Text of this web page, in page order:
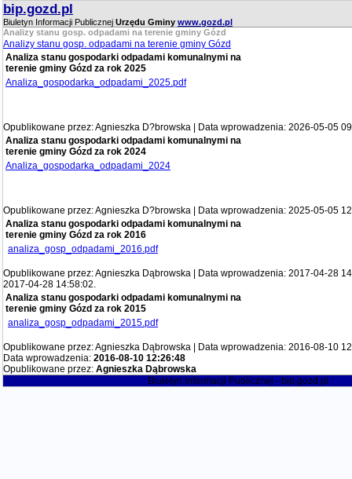
bip.gozd.pl
Biuletyn Informacji Publicznej Urzędu Gminy www.gozd.pl
Analizy stanu gosp. odpadami na terenie gminy Gózd
Analizy stanu gosp. odpadami na terenie gminy Gózd
Analiza stanu gospodarki odpadami komunalnymi na
terenie gminy Gózd za rok 2025
Analiza_gospodarka_odpadami_2025.pdf
Opublikowane przez: Agnieszka D?browska | Data wprowadzenia: 2026-05-05
Analiza stanu gospodarki odpadami komunalnymi na
terenie gminy Gózd za rok 2024
Analiza_gospodarka_odpadami_2024
Opublikowane przez: Agnieszka D?browska | Data wprowadzenia: 2025-05-05
Analiza stanu gospodarki odpadami komunalnymi na
terenie gminy Gózd za rok 2016
analiza_gosp_odpadami_2016.pdf
Opublikowane przez: Agnieszka Dąbrowska | Data wprowadzenia: 2017-04-28
2017-04-28 14:58:02.
Analiza stanu gospodarki odpadami komunalnymi na
terenie gminy Gózd za rok 2015
analiza_gosp_odpadami_2015.pdf
Opublikowane przez: Agnieszka Dąbrowska | Data wprowadzenia: 2016-08-10
Data wprowadzenia: 2016-08-10 12:26:48
Opublikowane przez: Agnieszka Dąbrowska
Biuletyn Informacji Publicznej - bip.gozd.pl